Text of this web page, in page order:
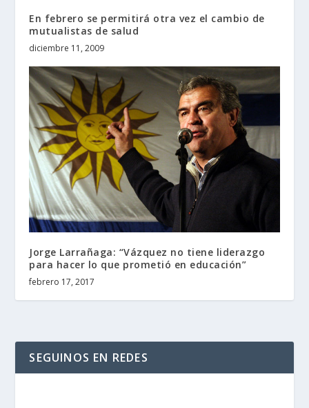
En febrero se permitirá otra vez el cambio de
mutualistas de salud
diciembre 11, 2009
Jorge Larrañaga: “Vázquez no tiene liderazgo
para hacer lo que prometió en educación”
febrero 17, 2017
SEGUINOS EN REDES